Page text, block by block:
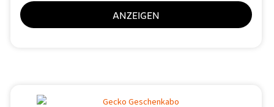
ANZEIGEN